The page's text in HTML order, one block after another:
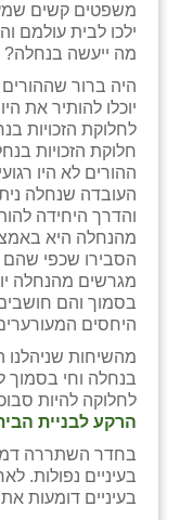
משפטים קשים
ילכו לבית עולמם
מה ייעשה בנחלה?
היה ברור
יוכלו להותיר את
לחלוקת הזכויות
חלוקת הזכויות
ההורים לא היו
העובדה שנחלה
והדרך היחידה
מהנחלה היא
הסבירו שכפי שהם
מגרשים מהנחלה
בסמוך והם
היחסים
מהשיחות שניהלנו
בנחלה וחי בסמוך
לחלוקה להיות
הרקע לבניית
בחדר השתררה
בעיניים נפולות.
בעיניים דומעות
כפר מע״ש
כפר סבא (אגרא)
כפר שמריהו
מגשימים
מישר
מכורה
מנחמיה
נאות הכיכר
נווה אטי״ב
נהריה (אג״ש)
ניר צבי